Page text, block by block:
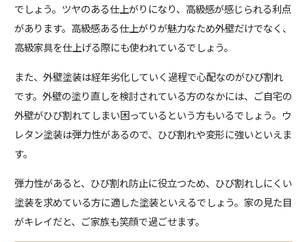
でしょう。ツヤのある仕上がりになり、高級感が感じられる利点
があります。高級感ある仕上がりが魅力なため外壁だけでなく、
高級家具を仕上げる際にも使われているでしょう。
また、外壁塗装は経年劣化していく過程で心配なのがひび割れ
です。外壁の塗り直しを検討されている方のなかには、ご自宅の
外壁がひび割れてしまい困っているという方もいるでしょう。ウ
レタン塗装は弾力性があるので、ひび割れや変形に強いといえま
す。
弾力性があると、ひび割れ防止に役立つため、ひび割れしにくい
塗装を求めている方に適した塗装といえるでしょう。家の見た目
がキレイだと、ご家族も笑顔で過ごせます。